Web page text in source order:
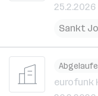
25.2.2026
Sankt
eurofunk